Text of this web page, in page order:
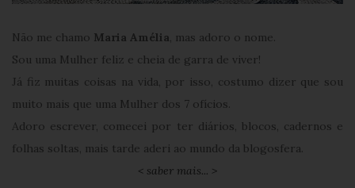
Não me chamo Maria Amélia, mas adoro o nome.
Sou uma Mulher feliz e cheia de garra de viver!
Já fiz muitas coisas na vida, por isso, costumo dizer que sou
muito mais que uma Mulher dos 7 ofícios.
Adoro escrever, comecei por ter diários, blocos, cadernos e
folhas soltas, mais tarde aderi ao mundo da blogosfera.
< saber mais... >